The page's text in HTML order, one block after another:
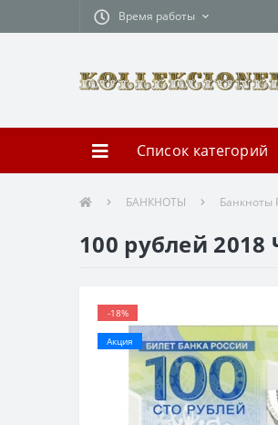
Время работы
Список категорий
БАНКНОТЫ Банкноты
100 рублей
-18%
Акция